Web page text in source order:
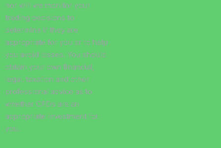
nor will we monitor your
trading decisions to
determine if they are
appropriate for you or to help
you avoid losses. You should
obtain your own financial,
legal, taxation and other
professional advice as to
whether CFDs are an
appropriate investment for
you.